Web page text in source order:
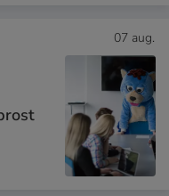
07 aug.